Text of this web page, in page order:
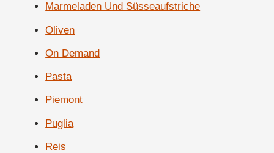
Marmeladen Und Süsseaufstriche
Oliven
On Demand
Pasta
Piemont
Puglia
Reis